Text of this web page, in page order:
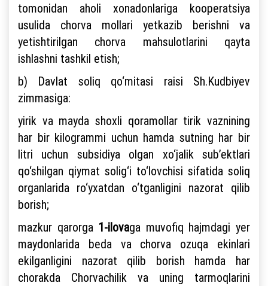
tomonidan aholi xonadonlariga kooperatsiya
usulida chorva mollari yetkazib berishni va
yetishtirilgan chorva mahsulotlarini qayta
ishlashni tashkil etish;
b) Davlat soliq qo‘mitasi raisi Sh.Kudbiyev
zimmasiga:
yirik va mayda shoxli qoramollar tirik vaznining
har bir kilogrammi uchun hamda sutning har bir
litri uchun subsidiya olgan xo‘jalik sub’ektlari
qo‘shilgan qiymat solig‘i to‘lovchisi sifatida soliq
organlarida ro‘yxatdan o‘tganligini nazorat qilib
borish;
mazkur qarorga 1-ilovaga muvofiq hajmdagi yer
maydonlarida beda va chorva ozuqa ekinlari
ekilganligini nazorat qilib borish hamda har
chorakda Chorvachilik va uning tarmoqlarini